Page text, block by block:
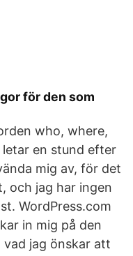
för den som
who, where,
en stund efter
mig av, för det
och jag har ingen
WordPress.com
in mig på den
vad jag önskar att